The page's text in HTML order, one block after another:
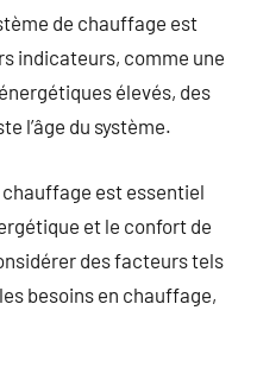
de chauffage est
indicateurs, comme une
élevés, des
l’âge du système.
chauffage est essentiel
et le confort de
des facteurs tels
besoins en chauffage,